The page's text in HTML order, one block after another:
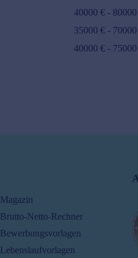
40000 € - 80000
35000 € - 70000
40000 € - 75000
Magazin
Brutto-Netto-Rechner
Bewerbungsvorlagen
Lebenslaufvorlagen